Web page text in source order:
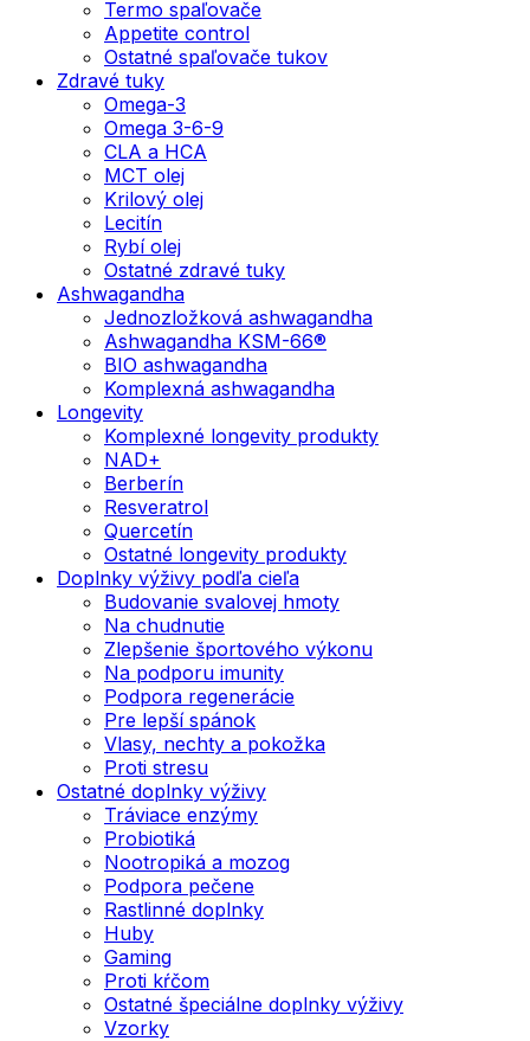
Termo spaľovače
Appetite control
Ostatné spaľovače tukov
Zdravé tuky
Omega-3
Omega 3-6-9
CLA a HCA
MCT olej
Krilový olej
Lecitín
Rybí olej
Ostatné zdravé tuky
Ashwagandha
Jednozložková ashwagandha
Ashwagandha KSM-66®
BIO ashwagandha
Komplexná ashwagandha
Longevity
Komplexné longevity produkty
NAD+
Berberín
Resveratrol
Quercetín
Ostatné longevity produkty
Doplnky výživy podľa cieľa
Budovanie svalovej hmoty
Na chudnutie
Zlepšenie športového výkonu
Na podporu imunity
Podpora regenerácie
Pre lepší spánok
Vlasy, nechty a pokožka
Proti stresu
Ostatné doplnky výživy
Tráviace enzýmy
Probiotiká
Nootropiká a mozog
Podpora pečene
Rastlinné doplnky
Huby
Gaming
Proti kŕčom
Ostatné špeciálne doplnky výživy
Vzorky